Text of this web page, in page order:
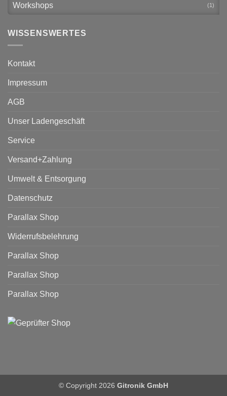
Workshops (1)
WISSENSWERTES
Kontakt
Impressum
AGB
Unser Ladengeschäft
Service
Versand+Zahlung
Umwelt & Entsorgung
Datenschutz
Parallax Shop
Widerrufsbelehrung
Parallax Shop
Parallax Shop
Parallax Shop
© Copyright 2026 Gitronik GmbH